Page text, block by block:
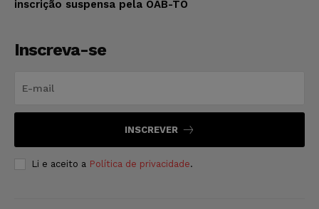
inscrição suspensa pela OAB-TO
Inscreva-se
INSCREVER
Li e aceito a Política de privacidade.